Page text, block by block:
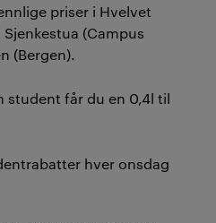
priser i Hvelvet
(Campus
(Bergen).
student får du en 0,4l til
hver onsdag